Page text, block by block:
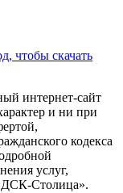
чтобы скачать
интернет-сайт
и ни при
кодекса
услуг,
Столица».